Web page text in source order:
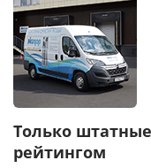
Только
рейтингом